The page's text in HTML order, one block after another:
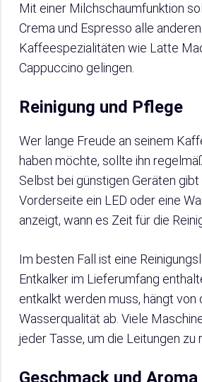
Mit einer Milchschaumfunktion
Crema und Espresso alle anderen
Kaffeespezialitäten wie Latte
Cappuccino gelingen.
Reinigung und Pflege
Wer lange Freude an seinem
haben möchte, sollte ihn
Selbst bei günstigen Geräten
Vorderseite ein LED oder eine
anzeigt, wann es Zeit für die
Im besten Fall ist eine
Entkalker im Lieferumfang
entkalkt werden muss, hängt von
Wasserqualität ab. Viele
jeder Tasse, um die Leitungen zu
Geschmack und Aroma